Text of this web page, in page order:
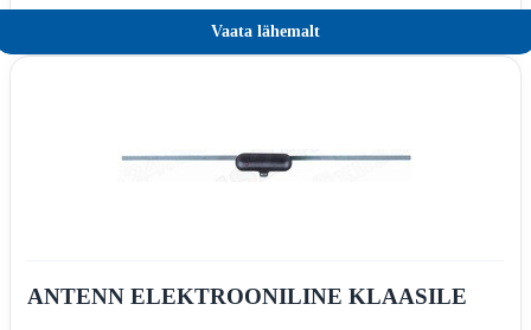
Vaata lähemalt
ANTENN ELEKTROONILINE KLAASILE